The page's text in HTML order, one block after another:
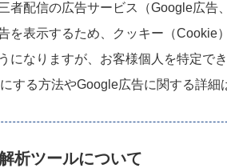
者配信の広告サービス（Google広告
を表示するため、クッキー（Cookie
になりますが、お客様個人を特定で
する方法やGoogle広告に関する詳細
析ツールについて